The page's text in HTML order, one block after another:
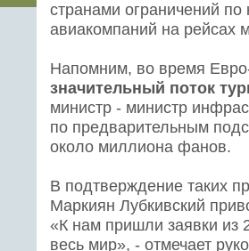
странами ограничений
авиакомпаний на рейсах
Напомним, во время
значительный поток
министр - министр
по предварительным
около миллиона фанов.
В подтверждение таких
Маркиян Лубкивский
«К нам пришли заявки из
весь мир», - отмечает